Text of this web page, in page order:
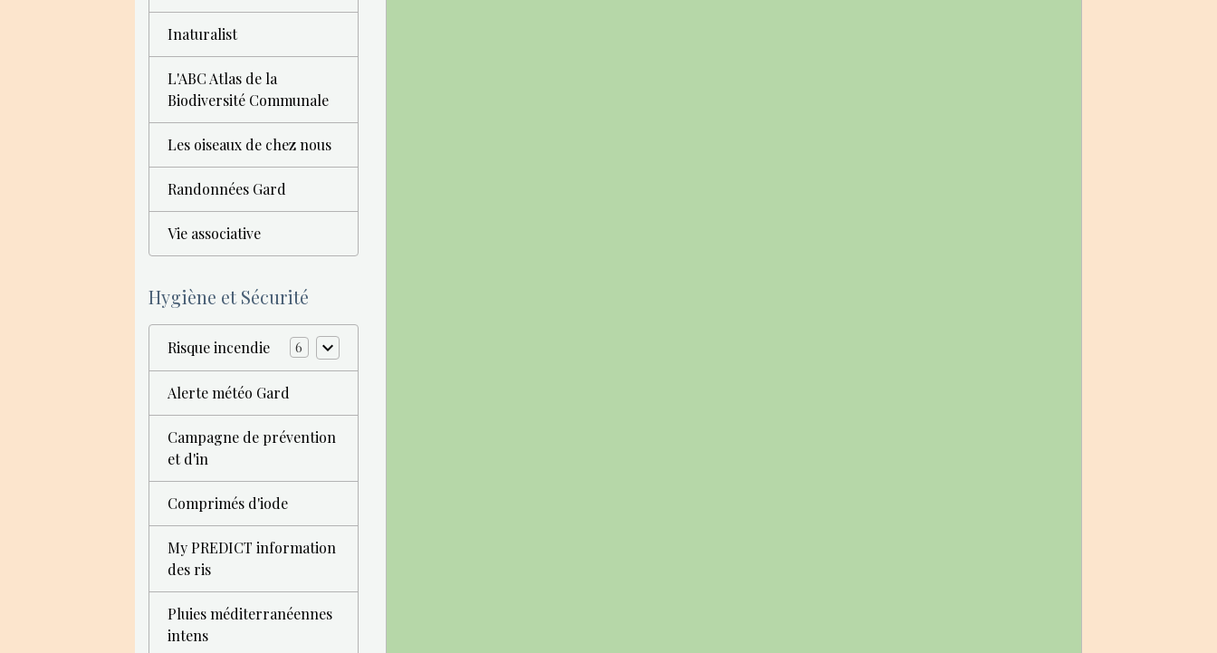
Inaturalist
L'ABC Atlas de la
Biodiversité Communale
Les oiseaux de chez nous
Randonnées Gard
Vie associative
Hygiène et Sécurité
Risque incendie 6
Alerte météo Gard
Campagne de prévention
et d'in
Comprimés d'iode
My PREDICT information
des ris
Pluies méditerranéennes
intens